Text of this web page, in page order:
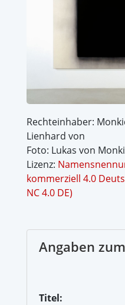
Rechteinhaber:
Lienhard von
Foto: Lukas von
Lizenz:
kommerziell 4.0
NC 4.0 DE)
Angaben
Titel: